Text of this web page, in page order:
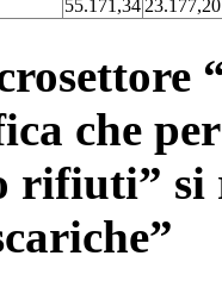
55.171,3423.177,20
che
rifiuti”